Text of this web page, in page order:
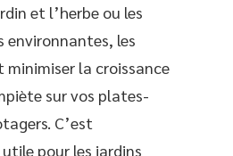
et l’herbe ou les
environnantes, les
minimiser la croissance
sur vos plates-
C’est
pour les jardins